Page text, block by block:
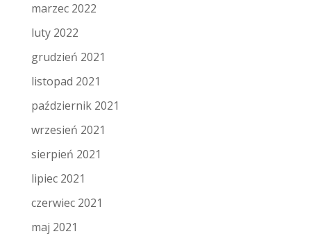
marzec 2022
luty 2022
grudzień 2021
listopad 2021
październik 2021
wrzesień 2021
sierpień 2021
lipiec 2021
czerwiec 2021
maj 2021